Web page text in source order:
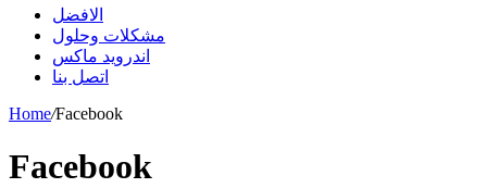
الافضل
مشكلات وحلول
اندرويد ماكس
اتصل بنا
Home/Facebook
Facebook